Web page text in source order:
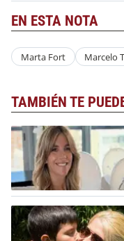
EN ESTA NOTA
Marta Fort Marcelo
TAMBIÉN TE